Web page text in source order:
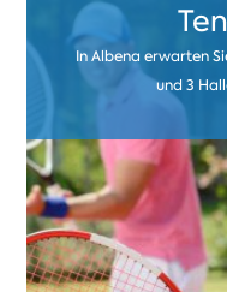
In Albena erwarten
und 3